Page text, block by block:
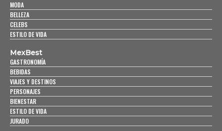
MODA
BELLEZA
CELEBS
ESTILO DE VIDA
MexBest
GASTRONOMÍA
BEBIDAS
VIAJES Y DESTINOS
PERSONAJES
BIENESTAR
ESTILO DE VIDA
JURADO